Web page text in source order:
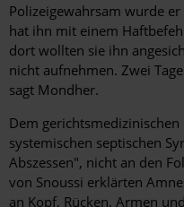
Polizeigewahrsam wurde
hat ihn mit einem
dort wollten sie ihn
nicht aufnehmen. Zwei
sagt Mondher.
Dem
systemischen septischen
Abszessen", nicht an den
von Snoussi erklärten
an Kopf, Rücken, Armen